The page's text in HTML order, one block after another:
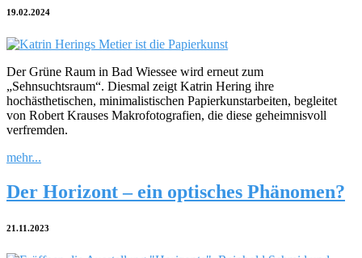
19.02.2024
Der Grüne Raum in Bad Wiessee wird erneut zum
„Sehnsuchtsraum“. Diesmal zeigt Katrin Hering ihre
hochästhetischen, minimalistischen Papierkunstarbeiten, begleitet
von Robert Krauses Makrofotografien, die diese geheimnisvoll
verfremden.
mehr...
Der Horizont – ein optisches Phänomen?
21.11.2023